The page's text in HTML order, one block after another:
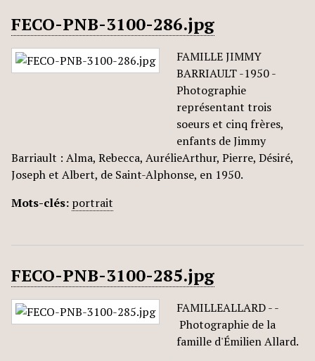
FECO-PNB-3100-286.jpg
FAMILLE JIMMY
BARRIAULT -1950 -
Photographie
représentant trois
soeurs et cinq frères,
enfants de Jimmy
Barriault : Alma, Rebecca, AurélieArthur, Pierre, Désiré,
Joseph et Albert, de Saint-Alphonse, en 1950.
Mots-clés: portrait
FECO-PNB-3100-285.jpg
FAMILLEALLARD - -
Photographie de la
famille d'Émilien Allard.